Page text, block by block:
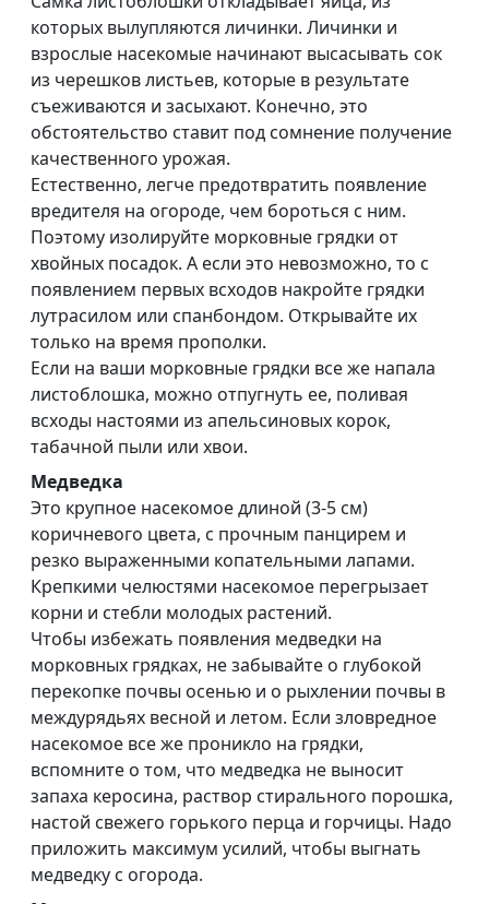
которых вылупляются личинки. Личинки и
взрослые насекомые начинают высасывать сок
из черешков листьев, которые в результате
съеживаются и засыхают. Конечно, это
обстоятельство ставит под сомнение получение
качественного урожая.
Естественно, легче предотвратить появление
вредителя на огороде, чем бороться с ним.
Поэтому изолируйте морковные грядки от
хвойных посадок. А если это невозможно, то с
появлением первых всходов накройте грядки
лутрасилом или спанбондом. Открывайте их
только на время прополки.
Если на ваши морковные грядки все же напала
листоблошка, можно отпугнуть ее, поливая
всходы настоями из апельсиновых корок,
табачной пыли или хвои.
Медведка
Это крупное насекомое длиной (3-5 см)
коричневого цвета, с прочным панцирем и
резко выраженными копательными лапами.
Крепкими челюстями насекомое перегрызает
корни и стебли молодых растений.
Чтобы избежать появления медведки на
морковных грядках, не забывайте о глубокой
перекопке почвы осенью и о рыхлении почвы в
междурядьях весной и летом. Если зловредное
насекомое все же проникло на грядки,
вспомните о том, что медведка не выносит
запаха керосина, раствор стирального порошка,
настой свежего горького перца и горчицы. Надо
приложить максимум усилий, чтобы выгнать
медведку с огорода.